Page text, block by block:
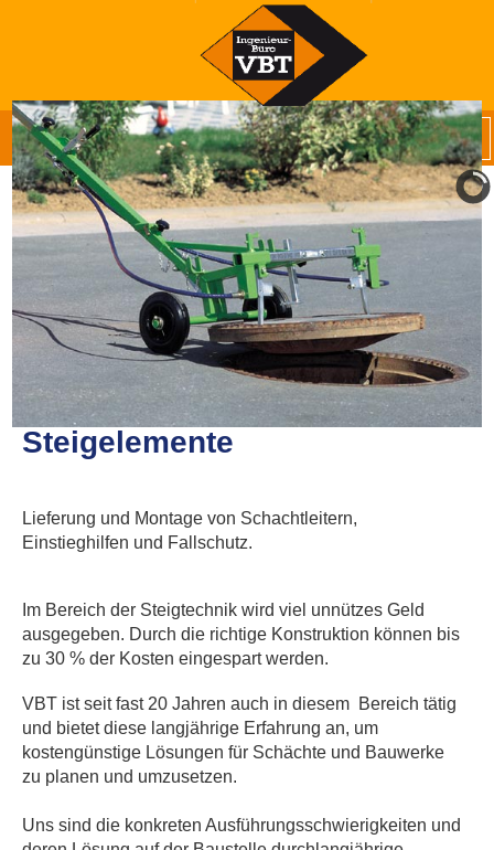
Steigelemente
Lieferung und Montage von Schachtleitern,
Einstieghilfen und Fallschutz.
Im Bereich der Steigtechnik wird viel unnützes Geld
ausgegeben. Durch die richtige Konstruktion können bis
zu 30 % der Kosten eingespart werden.
VBT ist seit fast 20 Jahren auch in diesem Bereich tätig
und bietet diese langjährige Erfahrung an, um
kostengünstige Lösungen für Schächte und Bauwerke
zu planen und umzusetzen.
Uns sind die konkreten Ausführungsschwierigkeiten und